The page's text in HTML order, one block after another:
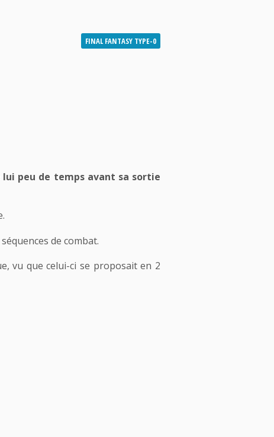
FINAL FANTASY TYPE-0
peu de temps avant sa sortie
de combat.
vu que celui-ci se proposait en 2